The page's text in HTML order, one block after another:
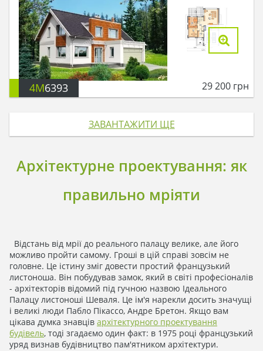
4M6393 29 200 грн
ЗАВАНТАЖИТИ ЩЕ
Архітектурне проектування: як
правильно мріяти
Відстань від мрії до реального палацу велике, але його
можливо пройти самому. Гроші в цій справі зовсім не
головне. Це істину зміг довести простий французький
листоноша. Він побудував замок, який в світі професіоналів
- архітекторів відомий під гучною назвою Ідеального
Палацу листоноші Шеваля. Це ім'я нарекли досить значущі
і великі люди Пабло Пікассо, Андре Бретон. Якщо вам
цікава думка знавців архітектурного проектування
будівель, тоді згадаємо один факт: в 1975 році французький
уряд визнав будівництво пам'ятником архітектури.